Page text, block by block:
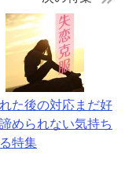
た後の対応まだ好
められない気持ち
特集